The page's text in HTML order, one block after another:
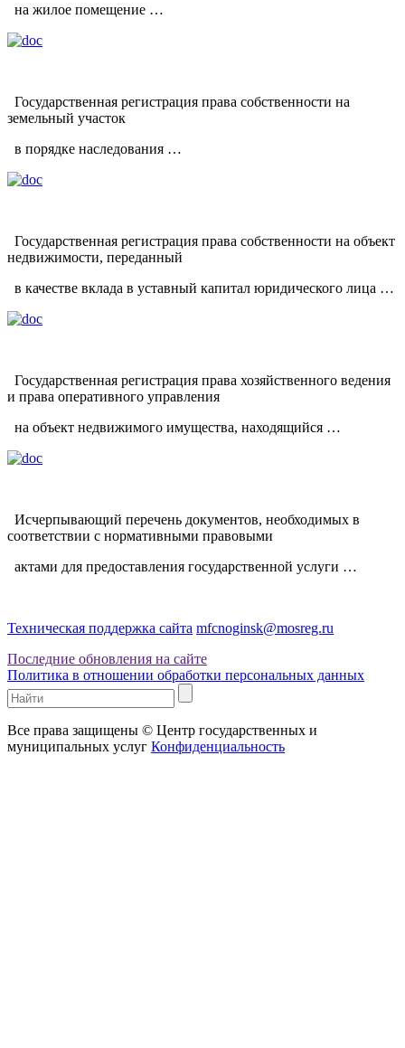
на жилое помещение …
Государственная регистрация права собственности на
земельный участок
в порядке наследования …
Государственная регистрация права собственности на объект
недвижимости, переданный
в качестве вклада в уставный капитал юридического лица …
Государственная регистрация права хозяйственного ведения
и права оперативного управления
на объект недвижимого имущества, находящийся …
Исчерпывающий перечень документов, необходимых в
соответствии с нормативными правовыми
актами для предоставления государственной услуги …
Техническая поддержка сайта mfcnoginsk@mosreg.ru
Последние обновления на сайте
Политика в отношении обработки персональных данных
Все права защищены © Центр государственных и
муниципальных услуг Конфиденциальность